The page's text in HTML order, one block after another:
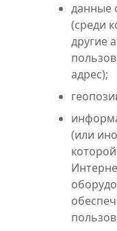
данные
(среди
другие
адрес);
(или